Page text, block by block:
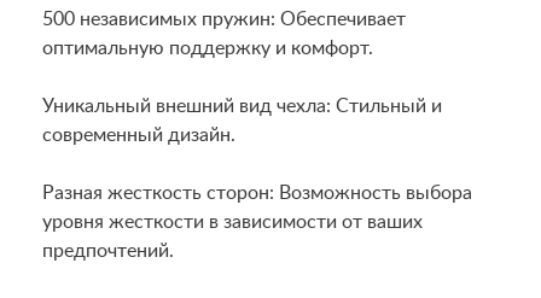
500 независимых пружин: Обеспечивает
оптимальную поддержку и комфорт.
Уникальный внешний вид чехла: Стильный и
современный дизайн.
Разная жесткость сторон: Возможность выбора
уровня жесткости в зависимости от ваших
предпочтений.